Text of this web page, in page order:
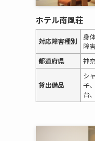
ホテル南風荘
対応障害種別
身
障
都道府県
神
貸出備品
シ
子
台